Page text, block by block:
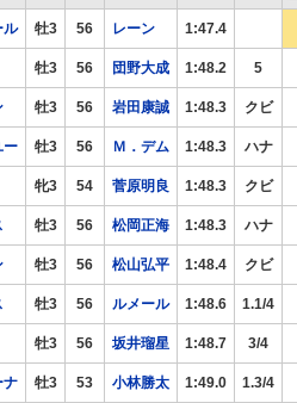
ル 牡3 56 レーン 1:47.4
牡3 56 団野大成 1:48.2 5
牡3 56 岩田康誠 1:48.3 クビ
ー 牡3 56 Ｍ．デム 1:48.3 ハナ
牝3 54 菅原明良 1:48.3 クビ
牡3 56 松岡正海 1:48.3 ハナ
牡3 56 松山弘平 1:48.4 クビ
牡3 56 ルメール 1:48.6 1.1/4
牡3 56 坂井瑠星 1:48.7 3/4
ナ 牡3 53 小林勝太 1:49.0 1.3/4